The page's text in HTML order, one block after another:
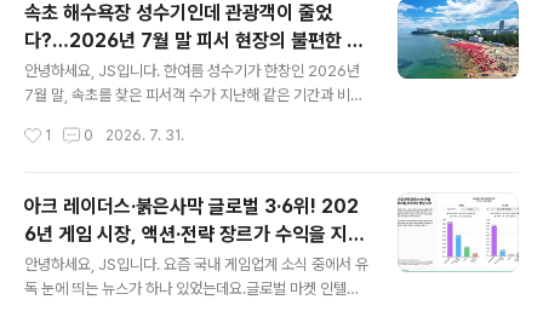
요, 그 이야기의 씨앗이 뿌려진 곳이 다름 아닌 강원도 속초
였다는 사실이 알려지면서 새삼 주목을 받고 있습니다.오
늘은 세계가 주목한 영화 '호프'의 탄생 비화와 함께, 속초
가 왜 영화·드라마 창작자들이 끊임없이 찾는 도시가 되었
영지들을 총정리해 드리겠습니다.✅ 핵심 요약 먼저 짚고
속초 해수욕장 성수기인데 관광객이 줄었
다?…2026년 7월 말 피서 현장의 불편한 진
실
안녕하세요, JS입니다. 한여름 성수기가 한창인 2026년
7월 말, 속초를 찾은 피서객 수가 지난해 같은 기간과 비교
초시는 야간 개장, 미디어아트, 안전 시스템 강화 등 그 어
관광객은 오히려 줄었을까요?오늘은 2026년 속초 여름
성수기 관광객 감소의 배경과 원인을 짚어보고, 현장에서
들려오는 시민·피서객의 날카로운 목소리까지 함께 살펴보
겠습니다.✅ 핵심 요약2026년 7월 말 기준, 속초 해수욕
장 방문 피서객이 지난해 동기 대비 약 40만 명 감소한 것
1 0 2026. 7. 31.
아크 레이더스·붉은사막 글로벌 3·6위! 202
6년 게임 시장, 액션·전략 장르가 수익을 지배
한다
안녕하세요, JS입니다. 요즘 국내 게임업계 소식 중에서 유
독 눈에 띄는 뉴스가 하나 있었는데요.글로벌 마켓 인텔리